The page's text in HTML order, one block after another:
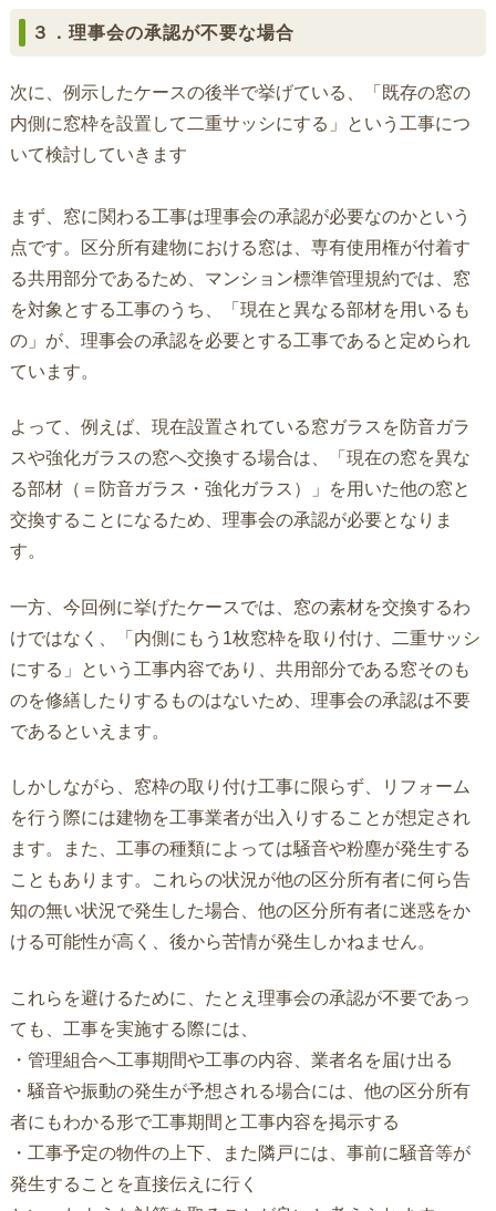
３．理事会の承認が不要な場合
次に、例示したケースの後半で挙げている、「既存の窓の
内側に窓枠を設置して二重サッシにする」という工事につ
いて検討していきます
まず、窓に関わる工事は理事会の承認が必要なのかという
点です。区分所有建物における窓は、専有使用権が付着す
る共用部分であるため、マンション標準管理規約では、窓
を対象とする工事のうち、「現在と異なる部材を用いるも
の」が、理事会の承認を必要とする工事であると定められ
ています。
よって、例えば、現在設置されている窓ガラスを防音ガラ
スや強化ガラスの窓へ交換する場合は、「現在の窓を異な
る部材（＝防音ガラス・強化ガラス）」を用いた他の窓と
交換することになるため、理事会の承認が必要となりま
す。
一方、今回例に挙げたケースでは、窓の素材を交換するわ
けではなく、「内側にもう1枚窓枠を取り付け、二重サッシ
にする」という工事内容であり、共用部分である窓そのも
のを修繕したりするものはないため、理事会の承認は不要
であるといえます。
しかしながら、窓枠の取り付け工事に限らず、リフォーム
を行う際には建物を工事業者が出入りすることが想定され
ます。また、工事の種類によっては騒音や粉塵が発生する
こともあります。これらの状況が他の区分所有者に何ら告
知の無い状況で発生した場合、他の区分所有者に迷惑をか
ける可能性が高く、後から苦情が発生しかねません。
これらを避けるために、たとえ理事会の承認が不要であっ
ても、工事を実施する際には、
・管理組合へ工事期間や工事の内容、業者名を届け出る
・騒音や振動の発生が予想される場合には、他の区分所有
者にもわかる形で工事期間と工事内容を掲示する
・工事予定の物件の上下、また隣戸には、事前に騒音等が
発生することを直接伝えに行く